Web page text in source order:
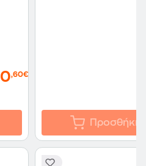
0,60€
Προσθήκη